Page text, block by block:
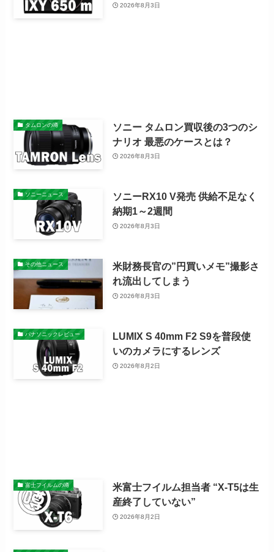
2026年8月3日
タムロンの噂
ソニー タムロン買収後の3つのシ
ナリオ 最悪のケースとは？
2026年8月3日
ソニーニュース
ソニーRX10 V発売 供給不足なく
納期1～2週間
2026年8月3日
その他ニュース
米財務長官の”円買いメモ”撮影さ
れ流出してしまう
2026年8月3日
パナソニックレビュー
LUMIX S 40mm F2 S9を普段使
いのカメラにするレンズ
2026年8月2日
富士フイルムの噂
米富士フイルム担当者 “X-T5は生
産終了していない”
2026年8月2日